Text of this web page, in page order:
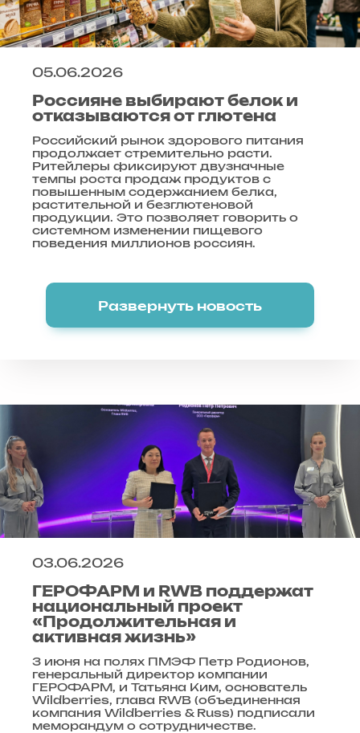
05.06.2026
Россияне выбирают белок и
отказываются от глютена
Российский рынок здорового питания
продолжает стремительно расти.
Ритейлеры фиксируют двузначные
темпы роста продаж продуктов с
повышенным содержанием белка,
растительной и безглютеновой
продукции. Это позволяет говорить о
системном изменении пищевого
поведения миллионов россиян.
Развернуть новость
03.06.2026
ГЕРОФАРМ и RWB поддержат
национальный проект
«Продолжительная и
активная жизнь»
3 июня на полях ПМЭФ Петр Родионов,
генеральный директор компании
ГЕРОФАРМ, и Татьяна Ким, основатель
Wildberries, глава RWB (объединенная
компания Wildberries & Russ) подписали
меморандум о сотрудничестве.